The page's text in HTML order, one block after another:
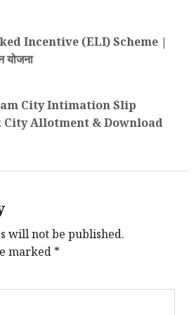
Incentive (ELI) Scheme |
योजना
City Intimation Slip
City Allotment & Download
will not be published.
marked *